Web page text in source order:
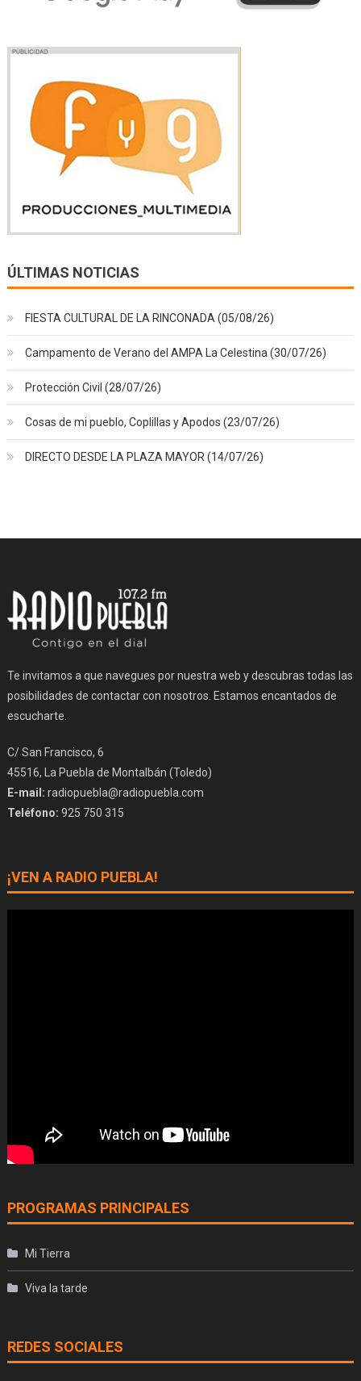
ÚLTIMAS NOTICIAS
FIESTA CULTURAL DE LA RINCONADA (05/08/26)
Campamento de Verano del AMPA La Celestina (30/07/26)
Protección Civil (28/07/26)
Cosas de mi pueblo, Coplillas y Apodos (23/07/26)
DIRECTO DESDE LA PLAZA MAYOR (14/07/26)
Te invitamos a que navegues por nuestra web y descubras todas las
posibilidades de contactar con nosotros. Estamos encantados de
escucharte.
C/ San Francisco, 6
45516, La Puebla de Montalbán (Toledo)
E-mail: radiopuebla@radiopuebla.com
Teléfono: 925 750 315
¡VEN A RADIO PUEBLA!
PROGRAMAS PRINCIPALES
Mi Tierra
Viva la tarde
REDES SOCIALES